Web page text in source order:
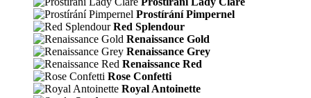
Prostírání Pimpernel
Red Splendour
Renaissance Gold
Renaissance Grey
Renaissance Red
Rose Confetti
Royal Antoinette